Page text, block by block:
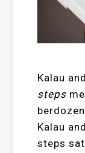
Kalau
steps
Kalau
steps